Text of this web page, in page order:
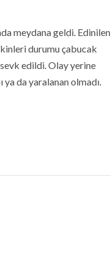
meydana geldi. Edinilen
durumu çabucak
edildi. Olay yerine
da yaralanan olmadı.